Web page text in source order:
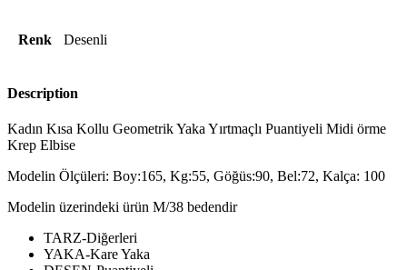
Renk Desenli
Description
Kadın Kısa Kollu Geometrik Yaka Yırtmaçlı Puantiyeli Midi örme
Krep Elbise
Modelin Ölçüleri: Boy:165, Kg:55, Göğüs:90, Bel:72, Kalça: 100
Modelin üzerindeki ürün M/38 bedendir
TARZ-Diğerleri
YAKA-Kare Yaka